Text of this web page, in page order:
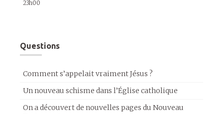
23h00
Questions
Comment s’appelait vraiment Jésus ?
Un nouveau schisme dans l’Église catholique
On a découvert de nouvelles pages du Nouveau